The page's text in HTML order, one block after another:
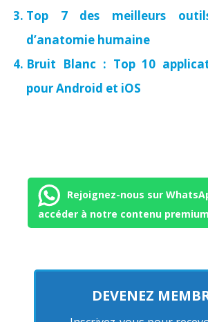
Top 7 des meilleurs
d’anatomie humaine
Bruit Blanc : Top 10
pour Android et iOS
Rejoignez-nous sur
accéder à notre contenu premium
DEVENEZ